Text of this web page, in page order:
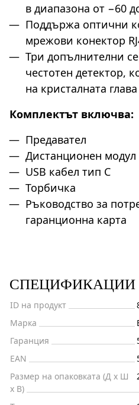
в диапазона от −60
Поддържа оптични
мрежови конектор
Три допълнителни
честотен детектор,
на кристалната
Комплектът включва:
Предавател
Дистанционен модул
USB кабел тип C
Торбичка
Ръководство за
гаранционна карта
СПЕЦИФИКАЦИИ
ID на продукт
Марка
Гаранция
EAN
Размер на опаковката (Д x Ш
x В)